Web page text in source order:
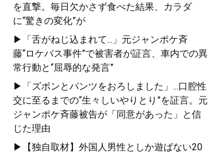
を直撃。毎日欠かさず食べた結果、カラダ
に“驚きの変化”が
▶「舌がねじ込まれて...」元ジャンポケ斉
藤“ロケバス事件”で被害者が証言、車内での異
常行動と“屈辱的な発言”
▶「ズボンとパンツをおろしました」...口腔性
交に至るまでの“生々しいやりとり”を証言。元
ジャンポケ斉藤被告が「同意があった」と信
じた理由
▶【独自取材】外国人男性としか遊ばない20